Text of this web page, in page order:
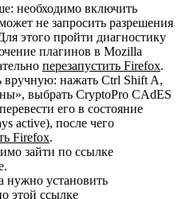
необходимо включить
не запросить разрешения
этого пройти диагностику
плагинов в Mozilla
перезапустить Firefox.
вручную: нажать Ctrl Shift A,
выбрать CryptoPro CAdES
его в состояние
active), после чего
Firefox.
зайти по ссылке
нужно установить
этой ссылке